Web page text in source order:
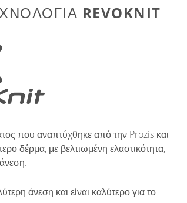
REVOKNIT
που αναπτύχθηκε από την Prozis και
δέρμα, με βελτιωμένη ελαστικότητα,
άνεση και είναι καλύτερο για το